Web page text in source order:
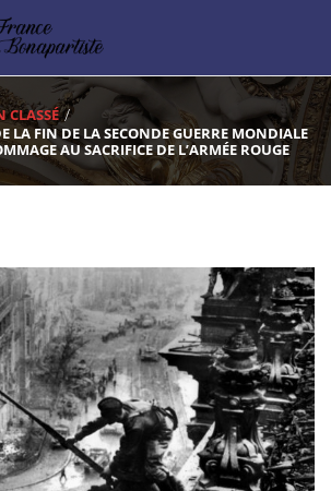
CLASSÉ
LA FIN DE LA SECONDE GUERRE MONDIALE
AU SACRIFICE DE L’ARMÉE ROUGE